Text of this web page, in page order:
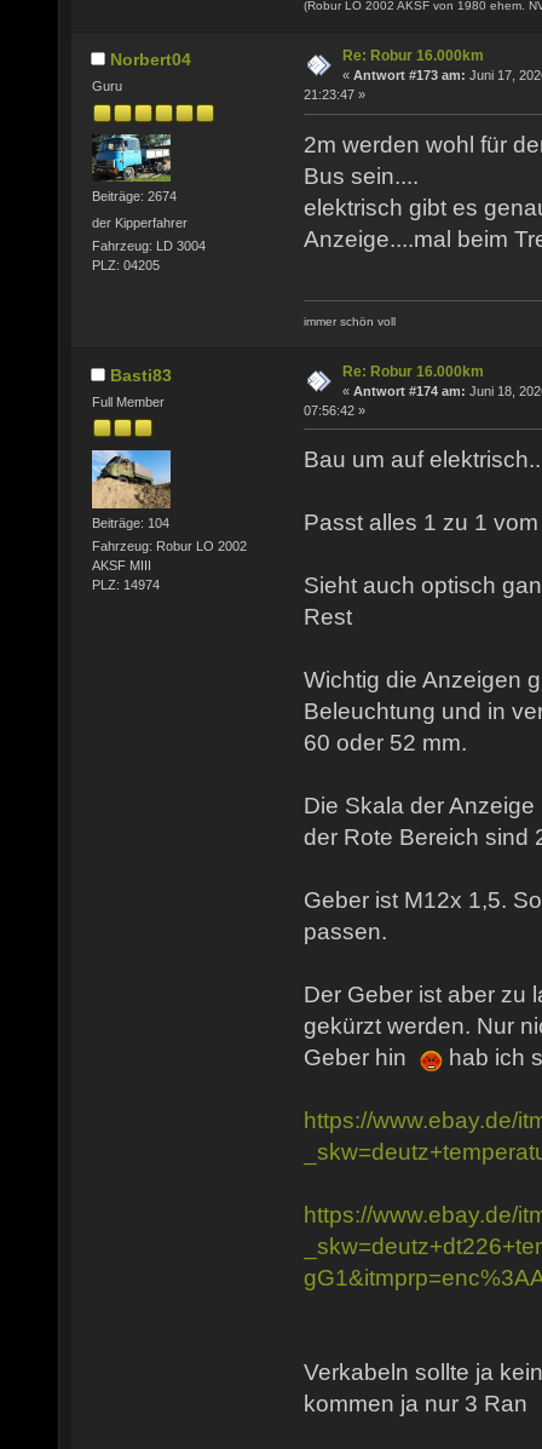
(Robur LO 2002 AKSF von 1980 ehem.
Norbert04
Guru
Beiträge: 2674
der Kipperfahrer
Fahrzeug: LD 3004
PLZ: 04205
Re: Robur 16.000km
« Antwort #173 am: Juni 17,
21:23:47 »
2m werden wohl für
Bus sein....
elektrisch gibt es
Anzeige....mal beim
immer schön voll
Basti83
Full Member
Beiträge: 104
Fahrzeug: Robur LO 2002
AKSF MIII
PLZ: 14974
Re: Robur 16.000km
« Antwort #174 am: Juni 18,
07:56:42 »
Bau um auf
Passt alles 1 zu 1
Sieht auch optisch
Rest
Wichtig die Anzeigen
Beleuchtung und in
60 oder 52 mm.
Die Skala der
der Rote Bereich sind
Geber ist M12x 1,5.
passen.
Der Geber ist aber zu
gekürzt werden. Nur
Geber hin
hab ich
https://www.ebay.de/
https://www.ebay.de/
Verkabeln sollte ja
kommen ja nur 3 Ran